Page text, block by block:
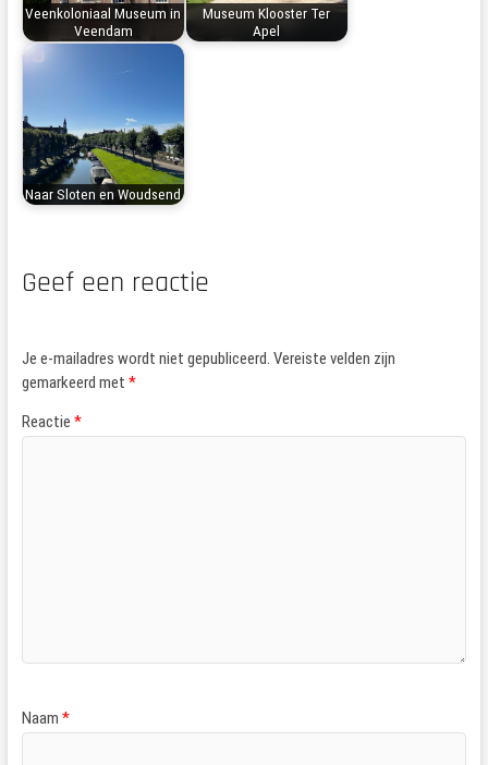
Veenkoloniaal Museum in
Veendam
Museum Klooster Ter
Apel
Naar Sloten en Woudsend
Geef een reactie
Je e-mailadres wordt niet gepubliceerd. Vereiste velden zijn
gemarkeerd met *
Reactie *
Naam *